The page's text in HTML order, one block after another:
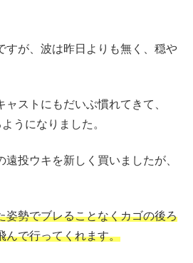
すが、波は昨日よりも無く、穏や
ストにもだいぶ慣れてきて、
うになりました。
投ウキを新しく買いましたが、
姿勢でブレることなくカゴの後ろ
んで行ってくれます。